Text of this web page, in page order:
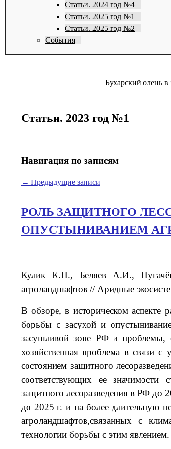
Статьи. 2024 год №4
Статьи. 2025 год №1
Статьи. 2025 год №2
События
Бухарский олень
Статьи. 2023 год №1
Навигация по записям
← Предыдущие записи
РОЛЬ ЗАЩИТНОГО
ОПУСТЫНИВАНИЕМ
КуликК.Н., Беляев А.И.,
агроландшафтов // Аридные
В обзоре, в историческом аспекте
борьбы с засухой и
засушливой зоне РФ и проблемы,
хозяйственная проблема в связи с
состоянием защитного
соответствующих ее значимости
защитного лесоразведения в РФ до
до 2025 г. и на более длительную
агроландшафтов,связанных с
технологии борьбы с этим явлением.